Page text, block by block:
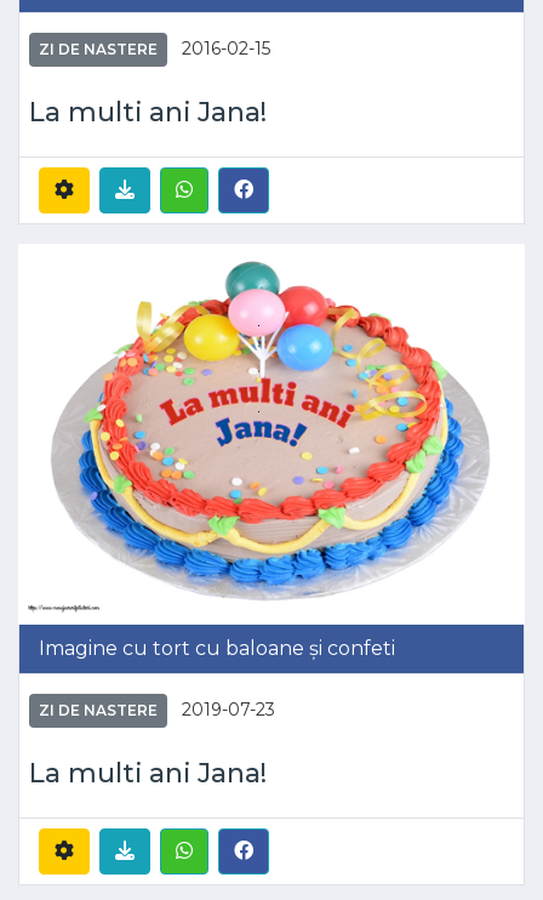
ZI DE NASTERE 2016-02-15
La multi ani Jana!
Imagine cu tort cu baloane și confeti
ZI DE NASTERE 2019-07-23
La multi ani Jana!